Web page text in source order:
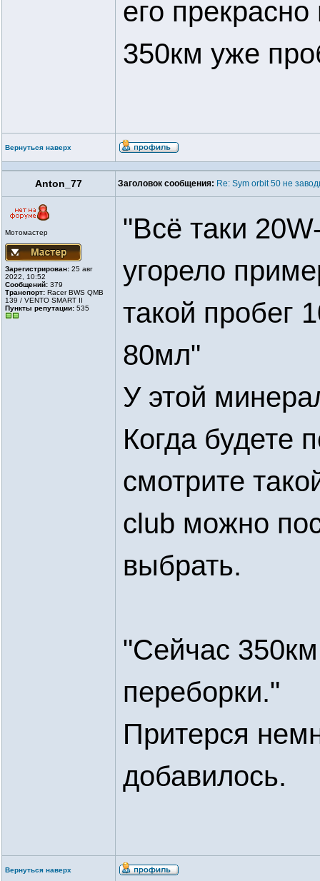
его
350км уже
Вернуться наверх
Anton_77 Заголовок сообщения: Re: Sym orbit 50 не
Мотомастер
Зарегистрирован: 25 авг
2022, 10:52
Сообщений: 379
Транспорт: Racer BWS QMB
139 / VENTO SMART II
Пункты репутации: 535
"Всё таки
угорело
такой пробег
80мл"
У этой
Когда будете
смотрите
club можно
выбрать.
"Сейчас
переборки."
Притерся
добавилось.
Вернуться наверх